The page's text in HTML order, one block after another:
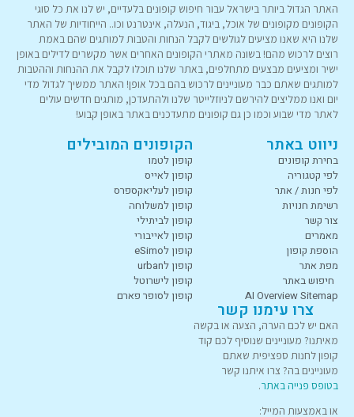
האתר הגדול ביותר בישראל עבור חיפוש קופונים בלעדיים, יש לנו את כל סוגי
הקופונים מקופונים של אוכל, ביגוד, הנעלה, אינטרנט וכו.. הייחודיות של האתר
שלנו היא שאנו מציעים לגולשים לקבל הנחות והטבות למותגים שהם באמת
רוצים לרכוש מהם! בשונה מאתרי הקופונים האחרים אשר מקשרים לדילים באופן
ישיר ומציעים מבצעים מתחלפים, באתר שלנו תוכלו לקבל את ההנחות וההטבות
למותגים שאתם כבר מעוניינים לרכוש בהם בכל אופן! האתר ממשיך לגדול מדי
יום ואנו ממליצים להירשם לניוזלייטר שלנו ולהתעדכן, מותגים חדשים עולים
לאתר מדי שבוע וכמו כן גם קופונים מתעדכנים באתר באופן קבוע!
ניווט באתר
בחירת קופונים
לפי קטגוריה
לפי חנות / אתר
רשימת חנויות
צור קשר
מאמרים
הוספת קופון
מפת אתר
חיפוש באתר
AI Overview Sitemap
הקופונים המובילים
קופון לטמו
קופון לאייס
קופון לעליאקספרס
קופון למשלוחה
קופון לביתילי
קופון לאייבורי
קופון לeSimo
קופון לurban
קופון לישרוטל
קופון לסופר פארם
צרו עימנו קשר
האם יש לכם הערה, הצעה או בקשה
מאיתנו? מעוניינים שנוסיף לכם קוד
קופון לחנות ספציפית שאתם
מעוניינים בה? צרו איתנו קשר
בטופס פנייה באתר.
או באמצעות המייל: